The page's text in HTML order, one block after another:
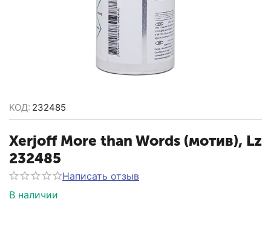
КОД: 232485
Xerjoff More than Words (мотив), Lz
232485
Написать отзыв
В наличии